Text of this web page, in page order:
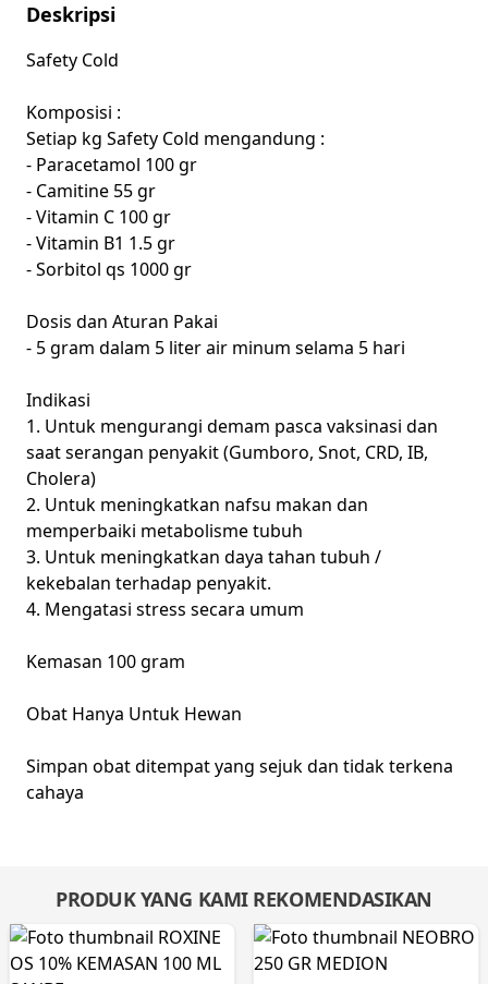
Deskripsi
Safety Cold
Komposisi :
Setiap kg Safety Cold mengandung :
- Paracetamol 100 gr
- Camitine 55 gr
- Vitamin C 100 gr
- Vitamin B1 1.5 gr
- Sorbitol qs 1000 gr
Dosis dan Aturan Pakai
- 5 gram dalam 5 liter air minum selama 5 hari
Indikasi
1. Untuk mengurangi demam pasca vaksinasi dan
saat serangan penyakit (Gumboro, Snot, CRD, IB,
Cholera)
2. Untuk meningkatkan nafsu makan dan
memperbaiki metabolisme tubuh
3. Untuk meningkatkan daya tahan tubuh /
kekebalan terhadap penyakit.
4. Mengatasi stress secara umum
Kemasan 100 gram
Obat Hanya Untuk Hewan
Simpan obat ditempat yang sejuk dan tidak terkena
cahaya
PRODUK YANG KAMI REKOMENDASIKAN